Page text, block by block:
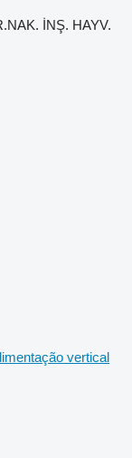
İNŞ. HAYV.
vertical